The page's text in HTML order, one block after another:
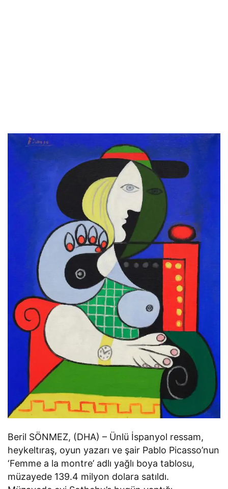
Beril SÖNMEZ, (DHA) – Ünlü İspanyol ressam,
heykeltıraş, oyun yazarı ve şair Pablo Picasso’nun
‘Femme a la montre’ adlı yağlı boya tablosu,
müzayede 139.4 milyon dolara satıldı.